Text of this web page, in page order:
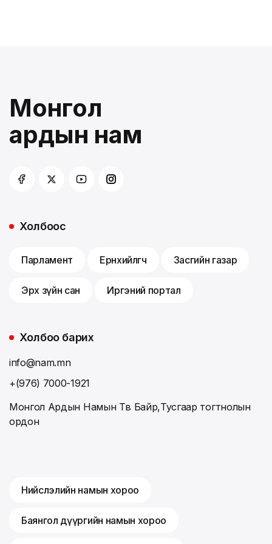
Монгол
ардын нам
Холбоос
Парламент Ерөнхийлөгч Засгийн газар
Эрх зүйн сан Иргэний портал
Холбоо барих
info@nam.mn
+(976) 7000-1921
Монгол Ардын Намын Төв Байр,Тусгаар тогтнолын
ордон
Нийслэлийн намын хороо
Баянгол дүүргийн намын хороо